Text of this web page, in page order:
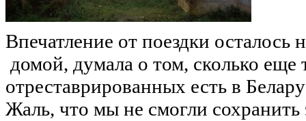
Впечатление от поездки осталось
домой, думала о том, сколько
отреставрированных есть в
Жаль, что мы не смогли сохранить